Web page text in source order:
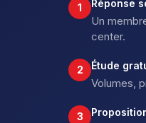
1 Réponse
Un
center.
2 Étude
Volumes,
3